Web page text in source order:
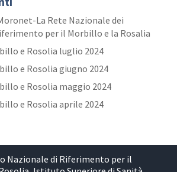
La Rete Nazionale dei
per il Morbillo e la Rosalia
e Rosolia luglio 2024
e Rosolia giugno 2024
e Rosolia maggio 2024
e Rosolia aprile 2024
Nazionale di Riferimento per il